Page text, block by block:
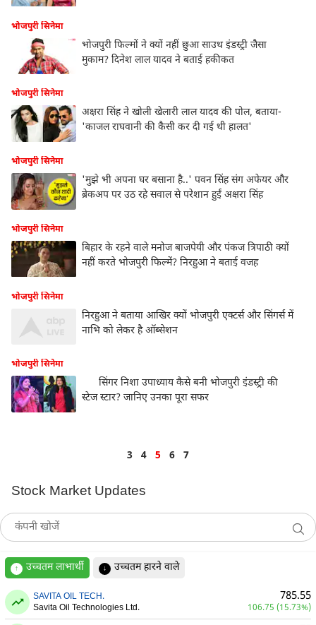
भोजपुरी सिनेमा
भोजपुरी फिल्मों ने क्यों नहीं छुआ साउथ इंडस्ट्री जैसा
मुकाम? दिनेश लाल यादव ने बताई हकीकत
भोजपुरी सिनेमा
अक्षरा सिंह ने खोली खेलारी लाल यादव की पोल, बताया-
'काजल राघवानी की कैसी कर दी गई थी हालत'
भोजपुरी सिनेमा
'मुझे भी अपना घर बसाना है..' पवन सिंह संग अफेयर और
ब्रेकअप पर उठ रहे सवाल से परेशान हुईं अक्षरा सिंह
भोजपुरी सिनेमा
बिहार के रहने वाले मनोज बाजपेयी और पंकज त्रिपाठी क्यों
नहीं करते भोजपुरी फिल्में? निरहुआ ने बताई वजह
भोजपुरी सिनेमा
निरहुआ ने बताया आखिर क्यों भोजपुरी एक्टर्स और सिंगर्स में
नाभि को लेकर है ऑब्सेशन
भोजपुरी सिनेमा
सिंगर निशा उपाध्याय कैसे बनी भोजपुरी इंडस्ट्री की
स्टेज स्टार? जानिए उनका पूरा सफर
3 4 5 6 7
Stock Market Updates
↑ उच्चतम लाभार्थी ↓ उच्चतम हारने वाले
SAVITA OIL TECH.
Savita Oil Technologies Ltd.
785.55
106.75 (15.73%)